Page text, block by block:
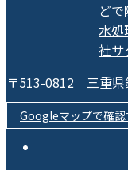
〒513-0812 三重県
Googleマップで確認